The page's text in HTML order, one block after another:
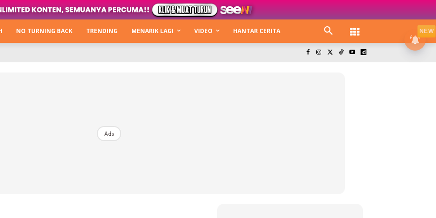
Hijabista
Next Level
NO TURNING BACK TRENDING MENARIK LAGI VIDEO HANTAR CERITA
Ads
NEW